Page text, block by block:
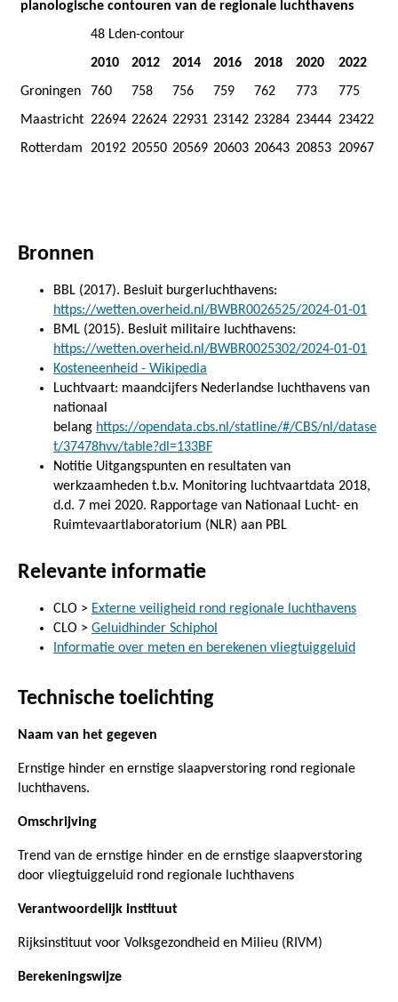
planologische contouren van de regionale luchthavens
48 Lden-contour
2010
2012 2014 2016 2018 2020
2022
Groningen
760 758 756 759 762 773
775
Maastricht 22694 22624 22931 23142 23284 23444 23422
Rotterdam
20192 20550 20569 20603 20643 20853 20967
Bronnen
BBL (2017). Besluit burgerluchthavens:
https://wetten.overheid.nl/BWBR0026525/2024-01-01
BML (2015). Besluit militaire luchthavens:
https://wetten.overheid.nl/BWBR0025302/2024-01-01
Kosteneenheid - Wikipedia
Luchtvaart: maandcijfers Nederlandse luchthavens van
nationaal
belang https://opendata.cbs.nl/statline/#/CBS/nl/datase
t/37478hvv/table?dl=133BF
Notitie Uitgangspunten en resultaten van
werkzaamheden t.b.v. Monitoring luchtvaartdata 2018,
d.d. 7 mei 2020. Rapportage van Nationaal Lucht- en
Ruimtevaartlaboratorium (NLR) aan PBL
Relevante informatie
CLO > Externe veiligheid rond regionale luchthavens
CLO > Geluidhinder Schiphol
Informatie over meten en berekenen vliegtuiggeluid
Technische toelichting
Naam van het gegeven
Ernstige hinder en ernstige slaapverstoring rond regionale
luchthavens.
Omschrijving
Trend van de ernstige hinder en de ernstige slaapverstoring
door vliegtuiggeluid rond regionale luchthavens
Verantwoordelijk instituut
Rijksinstituut voor Volksgezondheid en Milieu (RIVM)
Berekeningswijze